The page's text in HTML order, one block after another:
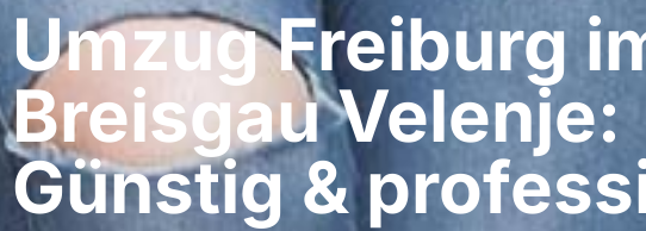
Umzug Freiburg
Breisgau​ Velenje:
Günstig &